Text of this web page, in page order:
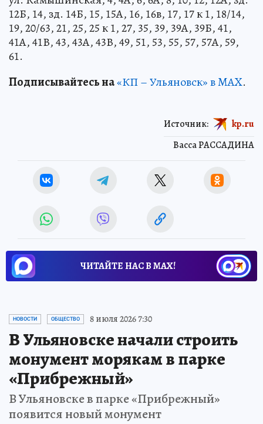
12Б, 14, зд. 14Б, 15, 15А, 16, 16в, 17, 17 к 1, 18/14,
19, 20/63, 21, 25, 25 к 1, 27, 35, 39, 39А, 39Б, 41,
41А, 41В, 43, 43А, 43В, 49, 51, 53, 55, 57, 57А, 59,
61.
Подписывайтесь на«КП – Ульяновск» в MAX.
Васса РАССАДИНА
Источник: kp.ru
ЧИТАЙТЕ НАС В МАХ!
НОВОСТИ ОБЩЕСТВО 8 июля 2026 7:30
В Ульяновске начали строить
монумент морякам в парке
«Прибрежный»
В Ульяновске в парке «Прибрежный»
появится новый монумент